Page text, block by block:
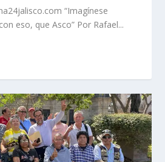
“Imagínese
eso, que Asco” Por Rafael...